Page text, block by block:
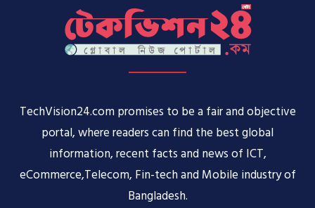
TechVision24.com promises to be a fair and objective
portal, where readers can find the best global
information, recent facts and news of ICT,
eCommerce,Telecom, Fin-tech and Mobile industry of
Bangladesh.